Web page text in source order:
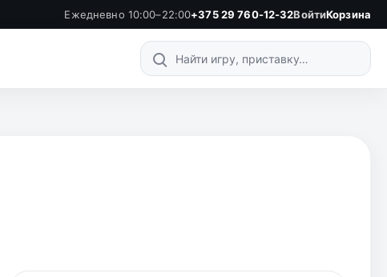
Ежедневно 10:00–22:00+375 29 760-12-32ВойтиКорзина
Поиск по каталогу